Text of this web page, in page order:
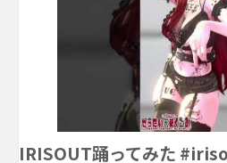
IRISOUT踊ってみた